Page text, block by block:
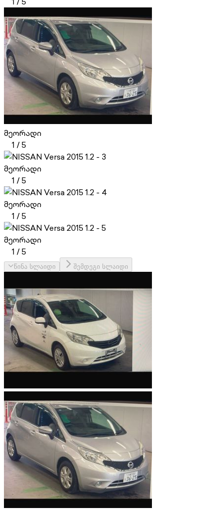
მეორადი
1 /5
მეორადი
1 /5
მეორადი
1 /5
მეორადი
1 /5
წინა სლაიდი შემდეგი სლაიდი